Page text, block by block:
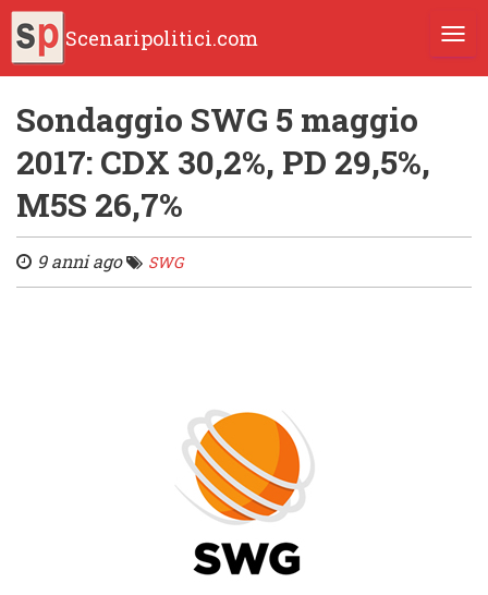
Scenaripolitici.com
Sondaggio SWG 5 maggio
2017: CDX 30,2%, PD 29,5%,
M5S 26,7%
9 anni ago SWG